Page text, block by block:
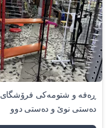
ڕەفە و شتومەکی فرۆشگای
دەستی نوێ و دەستی دوو